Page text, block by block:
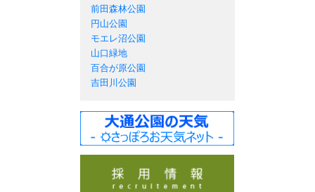
前田森林公園
円山公園
モエレ沼公園
山口緑地
百合が原公園
吉田川公園